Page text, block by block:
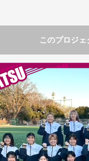
このプロジ